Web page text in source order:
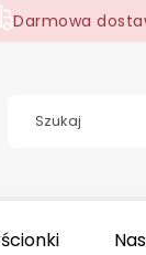
Darmowa